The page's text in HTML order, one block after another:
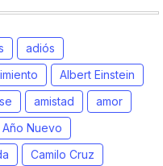
adiós
Albert Einstein
amistad
amor
Año Nuevo
Camilo Cruz